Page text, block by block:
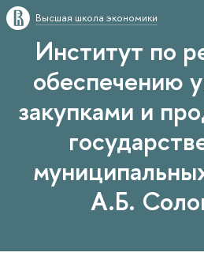
Высшая школа экономики
Институт по
обеспечению
закупками и
А.Б.